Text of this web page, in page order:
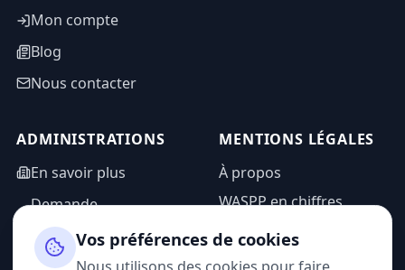
Mon compte
Blog
Nous contacter
ADMINISTRATIONS
En savoir plus
Demande
d'information
Espace admin
MENTIONS LÉGALES
À propos
WASPP en chiffres
Mentions légales
Politique de
Vos préférences de cookies